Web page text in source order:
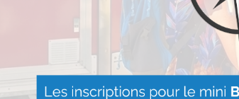
à fleurir et à inspirer les
de votre soutien. En effet, la
en parallèle avec leur projet